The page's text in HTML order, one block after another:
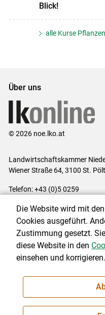
Blick!
alle Kurse
Über uns
© 2026 noe.lko.at
Landwirtschaftskammer
Wiener Straße 64, 3100 St.
Telefon: +43 (0)5 0259
Impressum|Kontakt|
Cookie-Einstellungen
NEWSLETTER
Die Website wird mit
Cookies ausgeführt.
Zustimmung gesetzt.
diese Website in den
einsehen und korrigieren.